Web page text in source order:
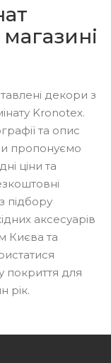
декори з
Kronotex.
та опис
пропонуємо
ціни та
підбору
аксесуарів
Києва та
покриття для
рік.